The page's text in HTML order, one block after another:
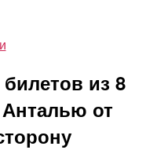
из 8
от